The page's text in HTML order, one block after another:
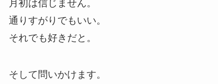
月初は信じません。
通りすがりでもいい。
それでも好きだと。
そして問いかけます。